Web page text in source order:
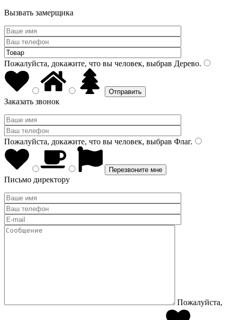
Вызвать замерщика
Пожалуйста, докажите, что вы человек, выбрав Дерево.
Заказать звонок
Пожалуйста, докажите, что вы человек, выбрав Флаг.
Письмо директору
Пожалуйста,